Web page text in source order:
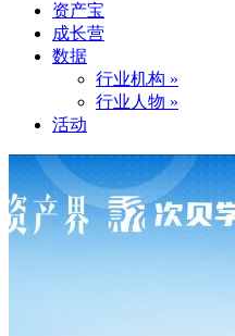
资产宝
成长营
数据
行业机构 »
行业人物 »
活动